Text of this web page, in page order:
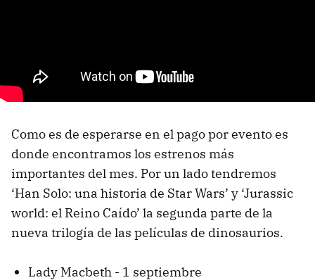
Como es de esperarse en el pago por evento es
donde encontramos los estrenos más
importantes del mes. Por un lado tendremos
‘Han Solo: una historia de Star Wars’ y ‘Jurassic
world: el Reino Caído’ la segunda parte de la
nueva trilogía de las películas de dinosaurios.
Lady Macbeth - 1 septiembre